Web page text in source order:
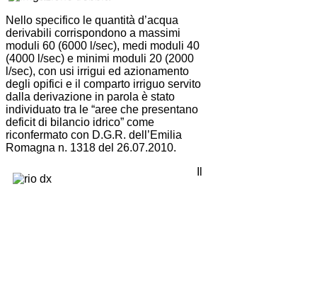
Nello specifico le quantità d’acqua
derivabili corrispondono a massimi
moduli 60 (6000 l/sec), medi moduli 40
(4000 l/sec) e minimi moduli 20 (2000
l/sec), con usi irrigui ed azionamento
degli opifici e il comparto irriguo servito
dalla derivazione in parola è stato
individuato tra le “aree che presentano
deficit di bilancio idrico” come
riconfermato con D.G.R. dell’Emilia
Romagna n. 1318 del 26.07.2010.